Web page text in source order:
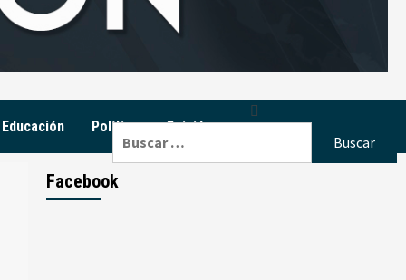
Educación Política Opinión
Facebook